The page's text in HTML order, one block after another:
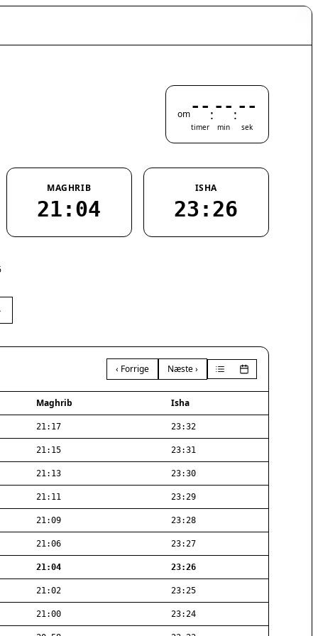
om--
timer
:--
min
:--
sek
MAGHRIB
21:04
ISHA
23:26
‹ Forrige Næste ›
Maghrib Isha
21:17 23:32
21:15 23:31
21:13 23:30
21:11 23:29
21:09 23:28
21:06 23:27
21:04 23:26
21:02 23:25
21:00 23:24